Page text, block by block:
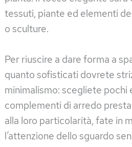
tessuti, piante ed elementi
o sculture.
Per riuscire a dare forma a
quanto sofisticati dovrete
minimalismo: scegliete pochi
complementi di arredo
alla loro particolarità, fate in
l’attenzione dello sguardo